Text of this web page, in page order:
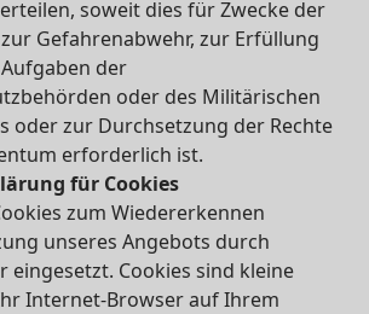
soweit dies für Zwecke der
Gefahrenabwehr, zur Erfüllung
der
oder des Militärischen
oder zur Durchsetzung der Rechte
erforderlich ist.
für Cookies
zum Wiedererkennen
unseres Angebots durch
eingesetzt. Cookies sind kleine
Internet-Browser auf Ihrem